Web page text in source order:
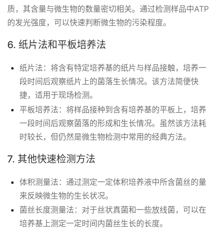
质，其含量与微生物的数量密切相关。通过检测样品中ATP
的发光强度，可以快速判断微生物的污染程度。
6. 纸片法和平板培养法
纸片法：将含有特定培养基的纸片与样品接触，培养一
段时间后观察纸片上的菌落生长情况。该方法简便快
捷，适用于现场检测。
平板培养法：将样品接种到含有培养基的平板上，培养
一段时间后观察菌落的形成和生长情况。虽然该方法耗
时较长，但仍然是微生物检测中常用的经典方法。
7. 其他快速检测方法
体积测量法：通过测定一定体积培养液中所含菌丝的量
来反映微生物的生长状况。
菌丝长度测量法：对于丝状真菌和一些放线菌，可以在
培养基上测定一定时间内菌丝生长的长度。